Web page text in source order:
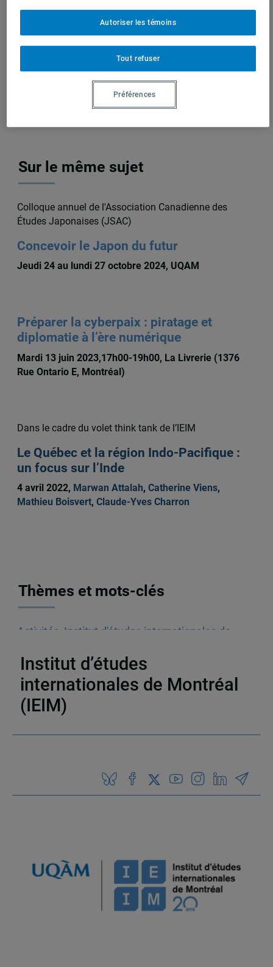
Yves
, Fellow et ancien
Sur le même sujet
Colloque annuel de l'Association Canadienne des
Études Japonaises (JSAC)
Concevoir le Japon du futur
Jeudi 24 au lundi 27 octobre 2024, UQAM
Préparer la cyberpaix : piratage et
diplomatie à l’ère numérique
Mardi 13 juin 2023,17h00-19h00, La Livrerie (1376
Rue Ontario E, Montréal)
Dans le cadre du volet think tank de l’IEIM
Le Québec et la région Indo-Pacifique :
un focus sur l’Inde
4 avril 2022, Marwan Attalah, Catherine Viens,
Mathieu Boisvert, Claude-Yves Charron
Thèmes et mots-clés
Activités Institut d'études internationales de
Institut d’études
internationales de Montréal
(IEIM)
Tout refuser
Autoriser les témoins
Préférences